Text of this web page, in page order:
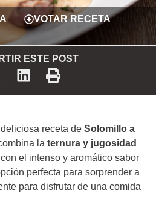
VOTAR RECETA
ESTE POST
receta de Solomillo a
la ternura y jugosidad
con el intenso y aromático sabor
perfecta para sorprender a
para disfrutar de una comida